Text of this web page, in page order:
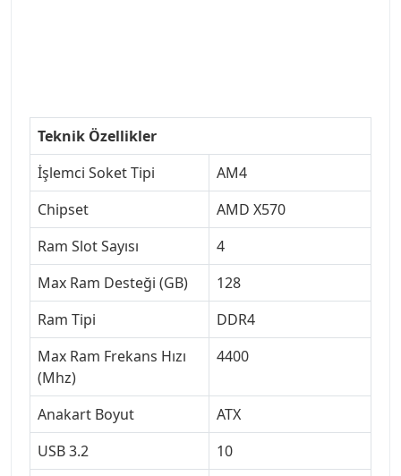
Teknik Özellikler
İşlemci Soket Tipi
AM4
Chipset
AMD X570
Ram Slot Sayısı
4
Max Ram Desteği (GB)
128
Ram Tipi
DDR4
Max Ram Frekans Hızı
(Mhz)
4400
Anakart Boyut
ATX
USB 3.2
10